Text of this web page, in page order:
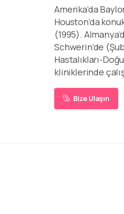
Amerika’da
Houston’da
(1995).
Schwerin’de
Hastalıkları-
kliniklerinde
Bize Ulaşın